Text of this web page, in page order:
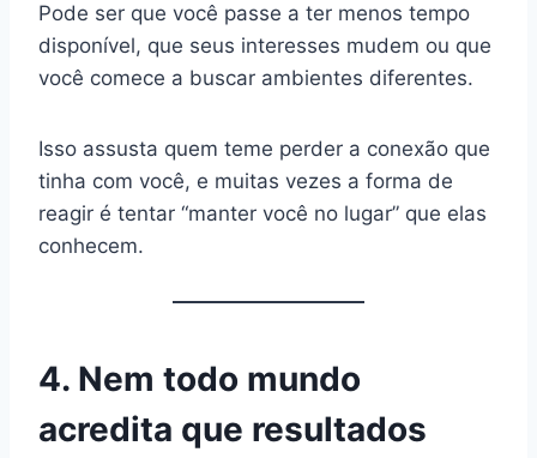
Pode ser que você passe a ter menos tempo
disponível, que seus interesses mudem ou que
você comece a buscar ambientes diferentes.
Isso assusta quem teme perder a conexão que
tinha com você, e muitas vezes a forma de
reagir é tentar “manter você no lugar” que elas
conhecem.
4. Nem todo mundo
acredita que resultados